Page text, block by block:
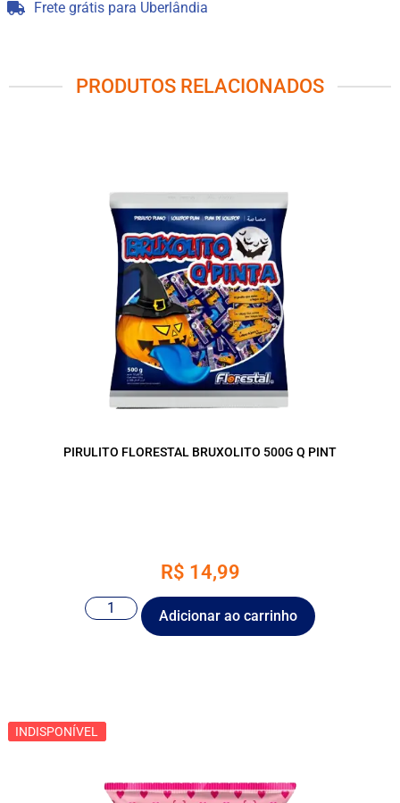
Frete grátis para Uberlândia
PRODUTOS RELACIONADOS
PIRULITO FLORESTAL BRUXOLITO 500G Q PINT
R$ 14,99
Adicionar ao carrinho
INDISPONÍVEL
INDISPONÍVEL